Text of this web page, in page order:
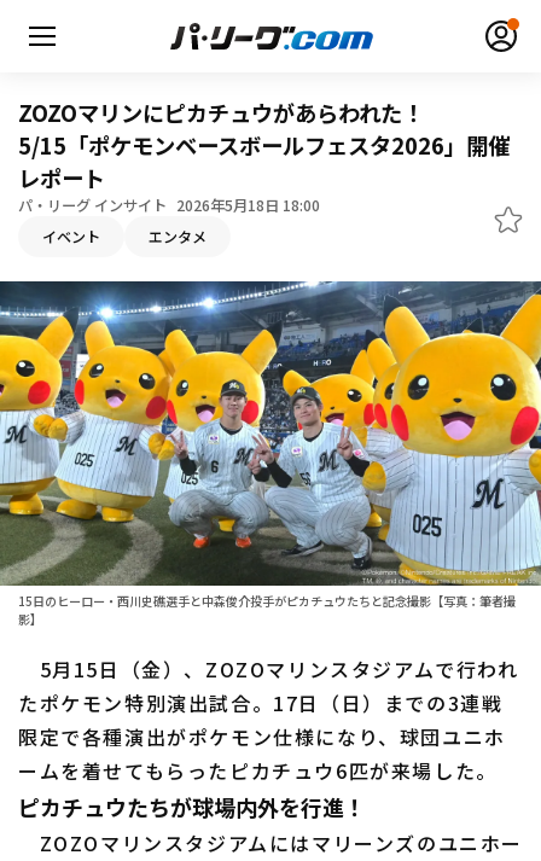
無料アカウント登録
動画
日程・結果
順位表･成績
1軍公式戦
ファーム東地区
ファーム中地区
交流戦
選手名鑑
選手名鑑トップ
東北楽天ゴールデンイーグルス
埼玉西武ライオンズ
千葉ロッテマリーンズ
オリックス・バファローズ
ニュース
設定
ZOZOマリンにピカチュウがあらわれた！
5/15「ポケモンベースボールフェスタ2026」開催
レポート
パ・リーグ インサイト 2026年5月18日 18:00
イベント エンタメ
15日のヒーロー・西川史礁選手と中森俊介投手がピカチュウたちと記念撮影【写真：筆者撮
影】
5月15日（金）、ZOZOマリンスタジアムで行われ
たポケモン特別演出試合。17日（日）までの3連戦
限定で各種演出がポケモン仕様になり、球団ユニホ
ームを着せてもらったピカチュウ6匹が来場した。
ピカチュウたちが球場内外を行進！
ZOZOマリンスタジアムにはマリーンズのユニホー